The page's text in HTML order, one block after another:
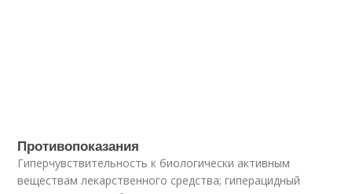
Противопоказания
Гиперчувствительность к биологически активным
веществам лекарственного средства; гиперацидный